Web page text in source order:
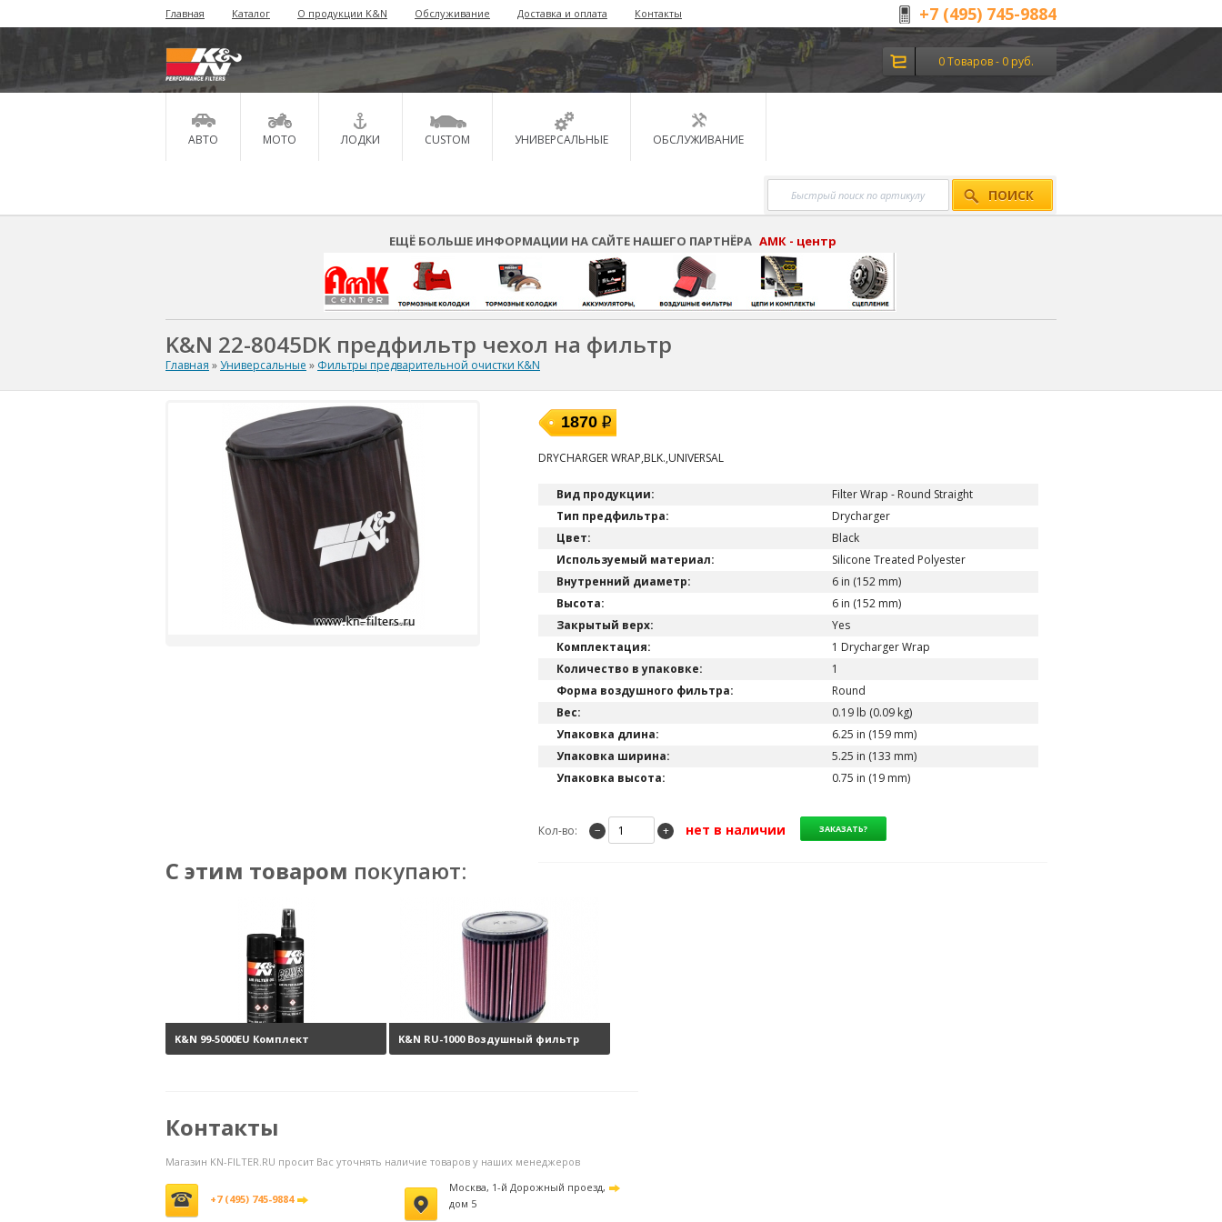
Главная Каталог О продукции K&N Обслуживание Доставка и оплата Контакты +7 (495) 745-9884
0 Товаров - 0 руб.
АВТО МОТО ЛОДКИ CUSTOM УНИВЕРСАЛЬНЫЕ ОБСЛУЖИВАНИЕ
ПОИСК
ЕЩЁ БОЛЬШЕ ИНФОРМАЦИИ НА САЙТЕ НАШЕГО ПАРТНЁРА АМК - центр
K&N 22-8045DK предфильтр чехол на фильтр
Главная »Универсальные » Фильтры предварительной очистки K&N
1870
DRYCHARGER WRAP,BLK.,UNIVERSAL
Вид продукции:
Filter Wrap - Round Straight
Тип предфильтра:
Drycharger
Цвет:
Black
Используемый материал:
Silicone Treated Polyester
Внутренний диаметр:
6 in (152 mm)
Высота:
6 in (152 mm)
Закрытый верх:
Yes
Комплектация:
1 Drycharger Wrap
Количество в упаковке:
1
Форма воздушного фильтра:
Round
Вес:
0.19 lb (0.09 kg)
Упаковка длина:
6.25 in (159 mm)
Упаковка ширина:
5.25 in (133 mm)
Упаковка высота:
0.75 in (19 mm)
Кол-во: − + нет в наличии
С этим товаром покупают:
K&N 99-5000EU Комплект K&N RU-1000 Воздушный фильтр
Контакты
Магазин KN-FILTER.RU просит Вас уточнять наличие товаров у наших менеджеров
+7 (495) 745-9884
Москва, 1-й Дорожный проезд,
дом 5